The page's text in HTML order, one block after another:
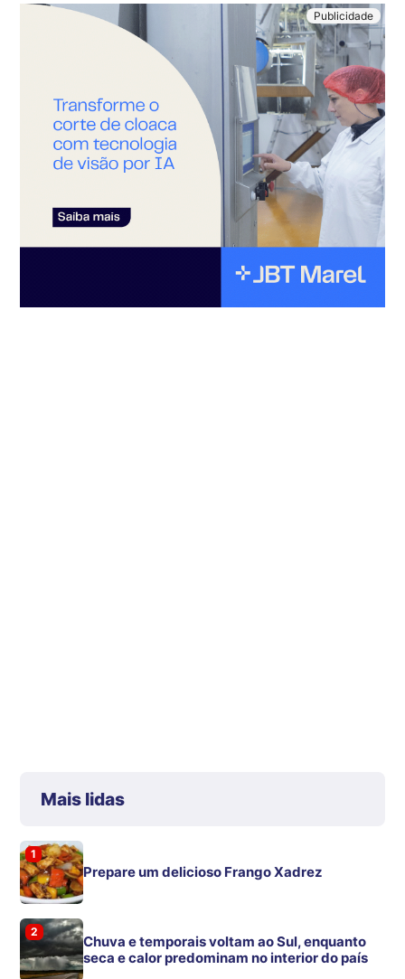
Mais lidas
1
Prepare um delicioso Frango Xadrez
2
Chuva e temporais voltam ao Sul, enquanto
seca e calor predominam no interior do país